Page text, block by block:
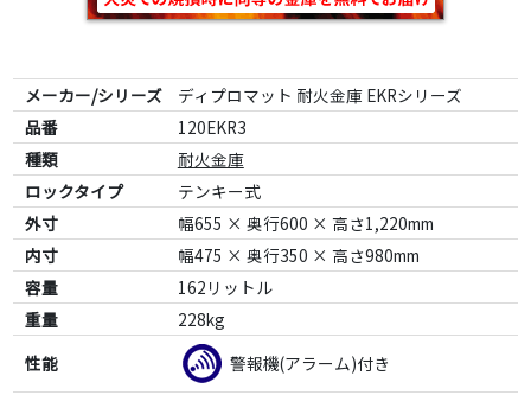
メーカー/シリーズ
ディプロマット 耐火金庫 EKRシリーズ
品番
120EKR3
種類
耐火金庫
ロックタイプ
テンキー式
外寸
幅655 × 奥行600 × 高さ1,220mm
内寸
幅475 × 奥行350 × 高さ980mm
容量
162リットル
重量
228kg
性能
警報機(アラーム)付き